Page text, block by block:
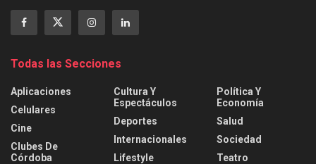
Todas las Secciones
Aplicaciones
Celulares
Cine
Clubes De
Córdoba
Cultura Y
Espectáculos
Deportes
Internacionales
Lifestyle
Política Y
Economía
Salud
Sociedad
Teatro